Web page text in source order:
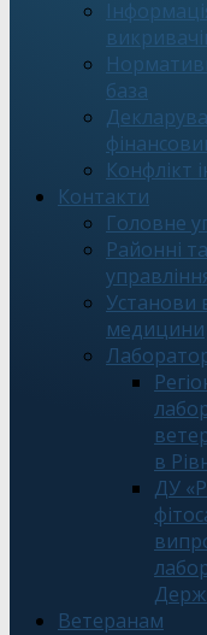
база
Конфлікт
Контакти
Головне
Районні
Установи
медицини
в
ДУ
Ветеранам